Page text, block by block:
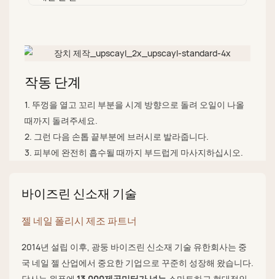
작동 단계
1. 뚜껑을 열고 꼬리 부분을 시계 방향으로 돌려 오일이 나올
때까지 돌려주세요.
2. 그런 다음 손톱 끝부분에 브러시로 발라줍니다.
3. 피부에 완전히 흡수될 때까지 부드럽게 마사지하십시오.
바이즈린 신소재 기술
젤 네일 폴리시 제조 파트너
2014년 설립 이후, 광둥 바이즈린 신소재 기술 유한회사는 중
국 네일 젤 산업에서 중요한 기업으로 꾸준히 성장해 왔습니다.